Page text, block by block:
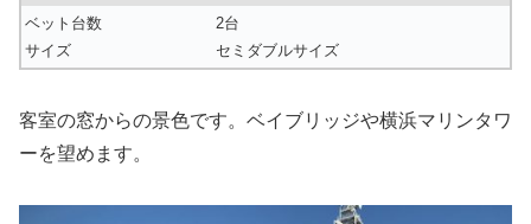
ベット台数
サイズ
2台
セミダブルサイズ
客室の窓からの景色です。ベイブリッジや横浜マリンタワ
ーを望めます。